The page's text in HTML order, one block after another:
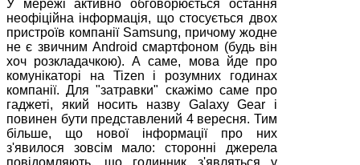
У мережі активно обговорюється остання
неофіційна інформація, що стосується двох
пристроїв компанії Samsung, причому жодне
не є звичним Android смартфоном (будь він
хоч розкладачкою). А саме, мова йде про
комунікаторі на Tizen і розумних годинах
компанії. Для "затравки" скажімо саме про
гаджеті, який носить назву Galaxy Gear і
повинен бути представлений 4 вересня. Тим
більше, що нової інформації про них
з'явилося зовсім мало: сторонні джерела
повідомляють, що годинник з'являться у